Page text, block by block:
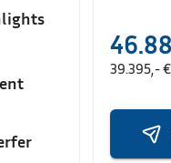
39.395,-